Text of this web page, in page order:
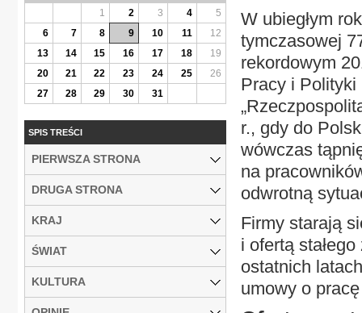
W ubiegłym
tymczasowej
rekordowym
Pracy i Polityki
r., gdy do
wówczas
na
odwrotną
Firmy starają
i ofertą
ostatnich
umowy o
1
2 3 4
5
6
7 8 9 10 11
12
13
14 15 16 17 18
19
20
21 22 23 24 25
26
27
28 29 30 31
SPIS TREŚCI
PIERWSZA STRONA
DRUGA STRONA
KRAJ
ŚWIAT
KULTURA